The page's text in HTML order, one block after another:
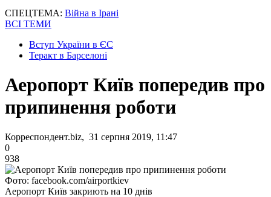
СПЕЦТЕМА: Війна в Ірані
ВСІ ТЕМИ
Вступ України в ЄС
Теракт в Барселоні
Аеропорт Київ попередив про
припинення роботи
Корреспондент.biz, 31 серпня 2019, 11:47
0
938
Фото: facebook.com/airportkiev
Аеропорт Київ закриють на 10 днів